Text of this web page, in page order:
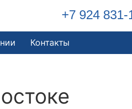
+7 924 831-
Контакты